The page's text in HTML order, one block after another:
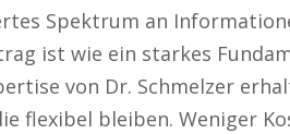
Spektrum an
ist wie ein starkes
von Dr. Schmelzer
flexibel bleiben. Weniger